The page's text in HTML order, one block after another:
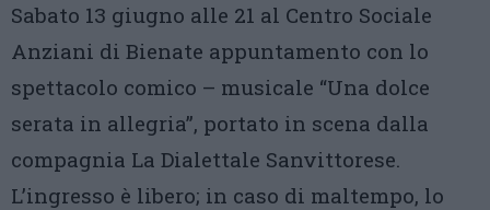
Sabato 13 giugno alle 21 al Centro Sociale
Anziani di Bienate appuntamento con lo
spettacolo comico – musicale “Una dolce
serata in allegria”, portato in scena dalla
compagnia La Dialettale Sanvittorese.
L’ingresso è libero; in caso di maltempo, lo